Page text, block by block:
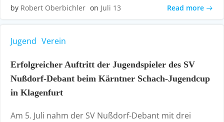
by Robert Oberbichler on Juli 13 Read more
Jugend Verein
Erfolgreicher Auftritt der Jugendspieler des SV
Nußdorf-Debant beim Kärntner Schach-Jugendcup
in Klagenfurt
Am 5. Juli nahm der SV Nußdorf-Debant mit drei